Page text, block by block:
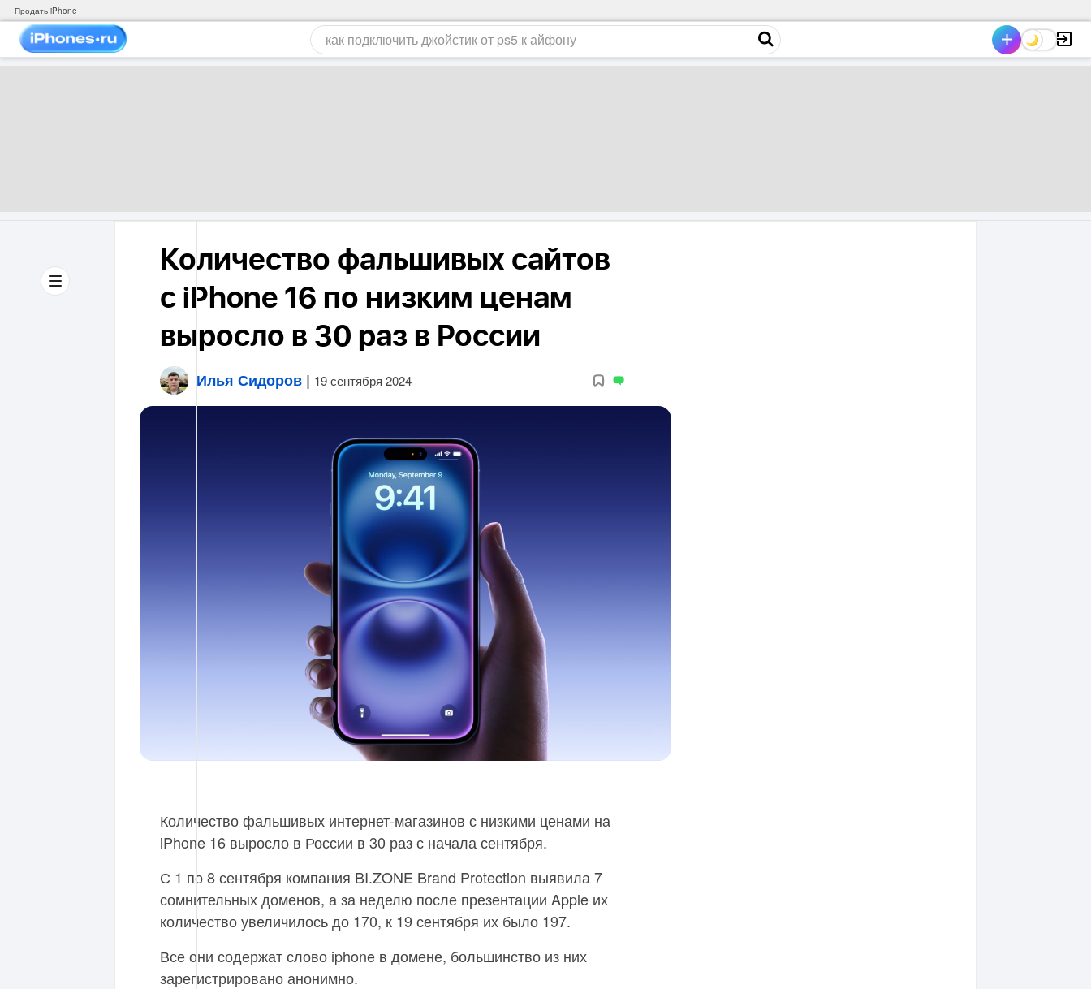
Продать iPhone
Количество фальшивых сайтов
с iPhone 16 по низким ценам
выросло в 30 раз в России
Илья Сидоров | 19 сентября 2024
Количество фальшивых интернет-магазинов с низкими ценами на
iPhone 16 выросло в России в 30 раз с начала сентября.
С 1 по 8 сентября компания BI.ZONE Brand Protection выявила 7
сомнительных доменов, а за неделю после презентации Apple их
количество увеличилось до 170, к 19 сентября их было 197.
Все они содержат слово iphone в домене, большинство из них
зарегистрировано анонимно.